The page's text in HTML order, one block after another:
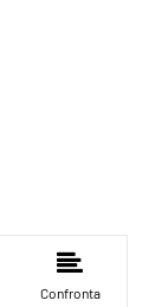
Confronta